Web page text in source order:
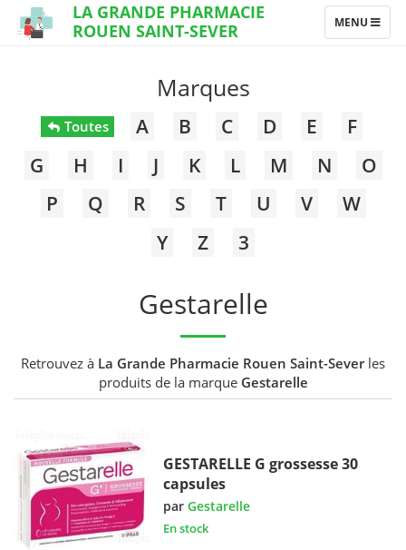
LA GRANDE PHARMACIE
ROUEN SAINT-SEVER
TOGGLE
NAVIGATION
MENU
Marques
Toutes A B C D E
F
G
H I J K L M N
O
P
Q R S T U V
W
Y
Z 3
Gestarelle
Retrouvez à La Grande Pharmacie Rouen Saint-Severles
produits de la marque Gestarelle
GESTARELLE G grossesse 30
capsules
parGestarelle
En stock